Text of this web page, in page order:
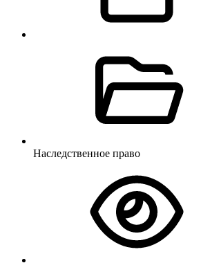
Наследственное право